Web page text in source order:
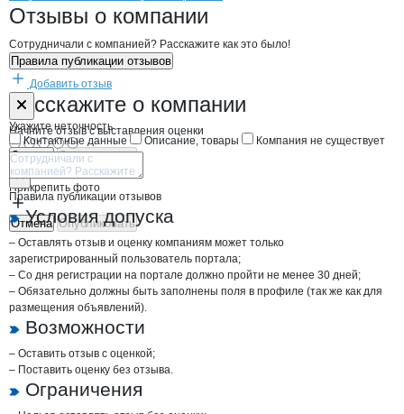
Новости oПолаир-Техно, ООО
Отзывы о компании
Сотрудничали с компанией? Расскажите как это было!
Правила публикации отзывов
Добавить отзыв
Расскажите о компании
Начните отзыв с выставления оценки
Прикрепить фото
Отмена Опубликовать
Форма обратной связи о неточностях
Укажите неточность
Контактные данные
Описание, товары Компания не существует
Отмена Опубликовать
Правила публикации отзывов
Условия допуска
– Оставлять отзыв и оценку компаниям может только
зарегистрированный пользователь портала;
– Со дня регистрации на портале должно пройти не менее 30 дней;
– Обязательно должны быть заполнены поля в профиле (так же как для
размещения объявлений).
Возможности
– Оставить отзыв с оценкой;
– Поставить оценку без отзыва.
Ограничения